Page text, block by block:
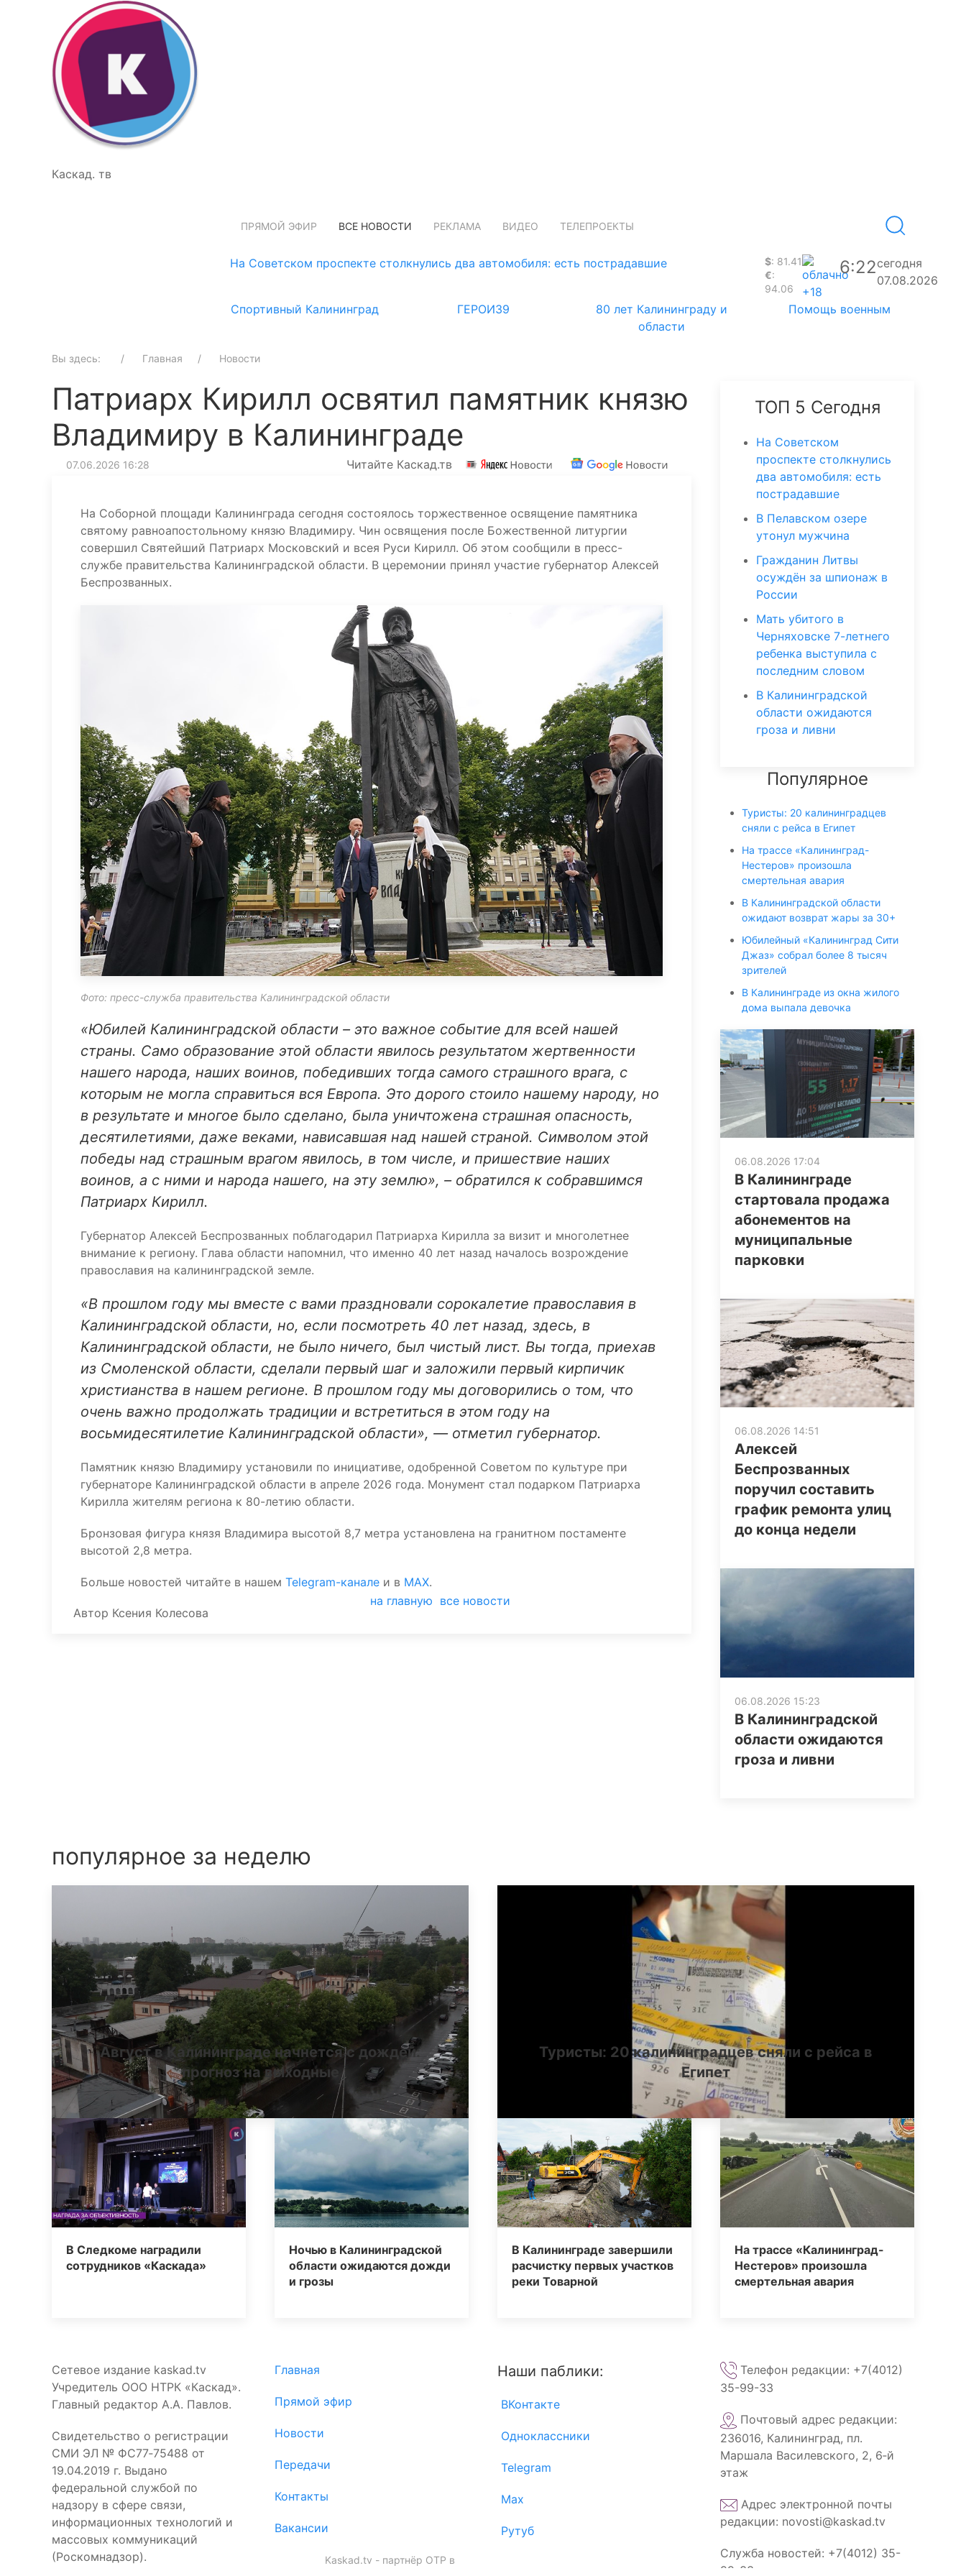
Каскад. тв
ПРЯМОЙ ЭФИР ВСЕ НОВОСТИ РЕКЛАМА ВИДЕО ТЕЛЕПРОЕКТЫ
На Советском проспекте столкнулись два автомобиля: есть пострадавшие $: 81.41
€:
94.06
+18
6:22сегодня
07.08.2026
Спортивный Калининград
ГЕРОИ39
80 лет Калининграду и
области
Помощь военным
Вы здесь: Главная Новости
Патриарх Кирилл освятил памятник князю
Владимиру в Калининграде
07.06.2026 16:28 Читайте Каскад.тв
На Соборной площади Калининграда сегодня состоялось торжественное освящение памятника
святому равноапостольному князю Владимиру. Чин освящения после Божественной литургии
совершил Святейший Патриарх Московский и всея Руси Кирилл. Об этом сообщили в пресс-
службе правительства Калининградской области. В церемонии принял участие губернатор Алексей
Беспрозванных.
Фото: пресс-служба правительства Калининградской области
«Юбилей Калининградской области – это важное событие для всей нашей
страны. Само образование этой области явилось результатом жертвенности
нашего народа, наших воинов, победивших тогда самого страшного врага, с
которым не могла справиться вся Европа. Это дорого стоило нашему народу, но
в результате и многое было сделано, была уничтожена страшная опасность,
десятилетиями, даже веками, нависавшая над нашей страной. Символом этой
победы над страшным врагом явилось, в том числе, и пришествие наших
воинов, а с ними и народа нашего, на эту землю», – обратился к собравшимся
Патриарх Кирилл.
Губернатор Алексей Беспрозванных поблагодарил Патриарха Кирилла за визит и многолетнее
внимание к региону. Глава области напомнил, что именно 40 лет назад началось возрождение
православия на калининградской земле.
«В прошлом году мы вместе с вами праздновали сорокалетие православия в
Калининградской области, но, если посмотреть 40 лет назад, здесь, в
Калининградской области, не было ничего, был чистый лист. Вы тогда, приехав
из Смоленской области, сделали первый шаг и заложили первый кирпичик
христианства в нашем регионе. В прошлом году мы договорились о том, что
очень важно продолжать традиции и встретиться в этом году на
восьмидесятилетие Калининградской области», — отметил губернатор.
Памятник князю Владимиру установили по инициативе, одобренной Советом по культуре при
губернаторе Калининградской области в апреле 2026 года. Монумент стал подарком Патриарха
Кирилла жителям региона к 80-летию области.
Бронзовая фигура князя Владимира высотой 8,7 метра установлена на гранитном постаменте
высотой 2,8 метра.
Больше новостей читайте в нашем Telegram-канале и в MAX.
Автор Ксения Колесова
на главную все новости
ТОП 5 Сегодня
На Советском
проспекте столкнулись
два автомобиля: есть
пострадавшие
В Пелавском озере
утонул мужчина
Гражданин Литвы
осуждён за шпионаж в
России
Мать убитого в
Черняховске 7-летнего
ребенка выступила с
последним словом
В Калининградской
области ожидаются
гроза и ливни
Популярное
Туристы: 20 калининградцев
сняли с рейса в Египет
На трассе «Калининград-
Нестеров» произошла
смертельная авария
В Калининградской области
ожидают возврат жары за 30+
Юбилейный «Калининград Сити
Джаз» собрал более 8 тысяч
зрителей
В Калининграде из окна жилого
дома выпала девочка
06.08.2026 17:04
В Калининграде
стартовала продажа
абонементов на
муниципальные
парковки
06.08.2026 14:51
Алексей
Беспрозванных
поручил составить
график ремонта улиц
до конца недели
06.08.2026 15:23
В Калининградской
области ожидаются
гроза и ливни
популярное за неделю
Август в Калининграде начнется с дождей:
прогноз на выходные
Туристы: 20 калининградцев сняли с рейса в
Египет
В Следкоме наградили
сотрудников «Каскада»
Ночью в Калининградской
области ожидаются дожди
и грозы
В Калининграде завершили
расчистку первых участков
реки Товарной
На трассе «Калининград-
Нестеров» произошла
смертельная авария
Сетевое издание kaskad.tv
Учредитель ООО НТРК «Каскад».
Главный редактор А.А. Павлов.
Свидетельство о регистрации
СМИ ЭЛ № ФС77‑75488 от
19.04.2019 г. Выдано
федеральной службой по
надзору в сфере связи,
информационных технологий и
массовых коммуникаций
(Роскомнадзор).
Главная
Прямой эфир
Новости
Передачи
Контакты
Вакансии
Kaskad.tv - партнёр ОТР в
Наши паблики:
ВКонтакте
Одноклассники
Telegram
Max
Рутуб
Телефон редакции: +7(4012)
35-99-33
Почтовый адрес редакции:
236016, Калининград, пл.
Маршала Василевского, 2, 6‑й
этаж
Адрес электронной почты
редакции: novosti@kaskad.tv
Служба новостей: +7(4012) 35-
99-33